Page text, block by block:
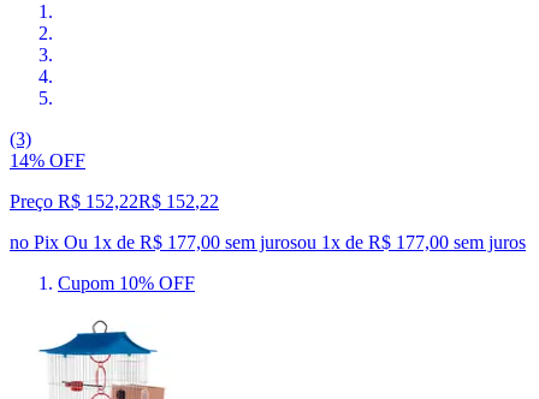
(3)
14% OFF
Preço R$ 152,22R$ 152,22
no Pix Ou 1x de R$ 177,00 sem jurosou 1x de R$ 177,00 sem juros
Cupom 10% OFF